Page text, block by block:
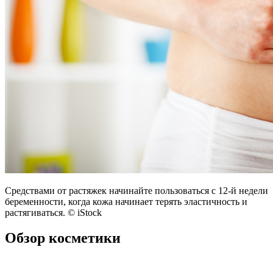
Средствами от растяжек начинайте пользоваться с 12-й недели
беременности, когда кожа начинает терять эластичность и
растягиваться. © iStock
Обзор косметики